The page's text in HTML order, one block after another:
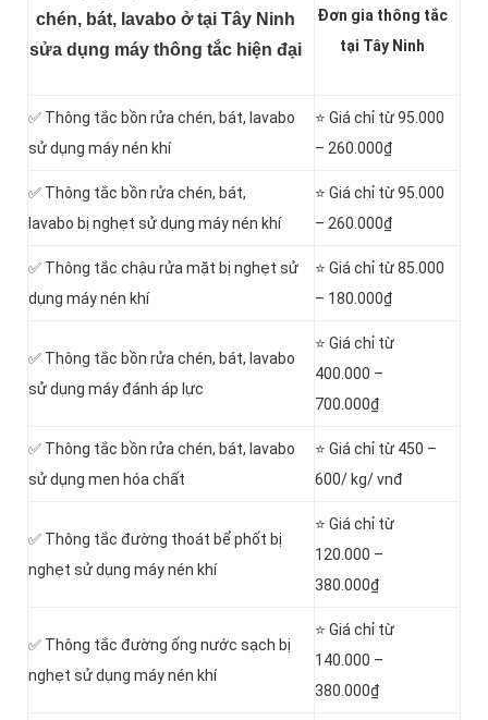
chén, bát, lavabo ở tại Tây Ninh
sửa dụng máy thông tắc hiện đại
Đơn gia thông tắc
tại Tây Ninh
✅ Thông tắc bồn rửa chén, bát, lavabo
sử dụng máy nén khí
⭐ Giá chỉ từ 95.000
– 260.000₫
✅ Thông tắc bồn rửa chén, bát,
lavabo bị nghẹt sử dụng máy nén khí
⭐ Giá chỉ từ 95.000
– 260.000₫
✅ Thông tắc chậu rửa mặt bị nghẹt sử
dụng máy nén khí
⭐ Giá chỉ từ 85.000
– 180.000₫
✅ Thông tắc bồn rửa chén, bát, lavabo
sử dụng máy đánh áp lực
⭐ Giá chỉ từ
400.000 –
700.000₫
✅ Thông tắc bồn rửa chén, bát, lavabo
sử dụng men hóa chất
⭐ Giá chỉ từ 450 –
600/ kg/ vnđ
✅ Thông tắc đường thoát bể phốt bị
nghẹt sử dụng máy nén khí
⭐ Giá chỉ từ
120.000 –
380.000₫
✅ Thông tắc đường ống nước sạch bị
nghẹt sử dụng máy nén khí
⭐ Giá chỉ từ
140.000 –
380.000₫